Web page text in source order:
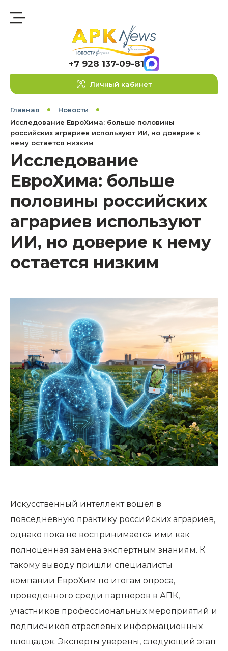
+7 928 137-09-81
Личный кабинет
Главная
Новости
Исследование ЕвроХима: больше половины
российских аграриев используют ИИ, но доверие к
нему остается низким
Исследование
ЕвроХима: больше
половины российских
аграриев используют
ИИ, но доверие к нему
остается низким
Искусственный интеллект вошел в
повседневную практику российских аграриев,
однако пока не воспринимается ими как
полноценная замена экспертным знаниям. К
такому выводу пришли специалисты
компании ЕвроХим по итогам опроса,
проведенного среди партнеров в АПК,
участников профессиональных мероприятий и
подписчиков отраслевых информационных
площадок. Эксперты уверены, следующий этап